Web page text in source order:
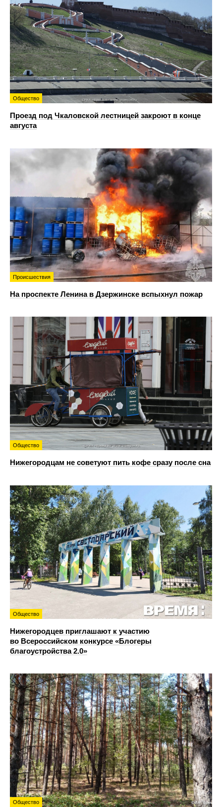
Общество
Проезд под Чкаловской лестницей закроют в конце
августа
Происшествия
На проспекте Ленина в Дзержинске вспыхнул пожар
Общество
Нижегородцам не советуют пить кофе сразу после сна
Общество
Нижегородцев приглашают к участию
во Всероссийском конкурсе «Блогеры
благоустройства 2.0»
Общество